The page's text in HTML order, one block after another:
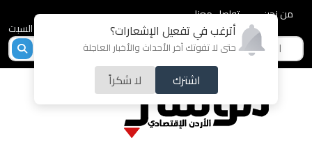
أترغب في تفعيل الإشعارات؟
حتى لا تفوتك آخر الأحداث والأخبار العاجلة
اشترك لا شكراً
من نحن
تواصل معنا